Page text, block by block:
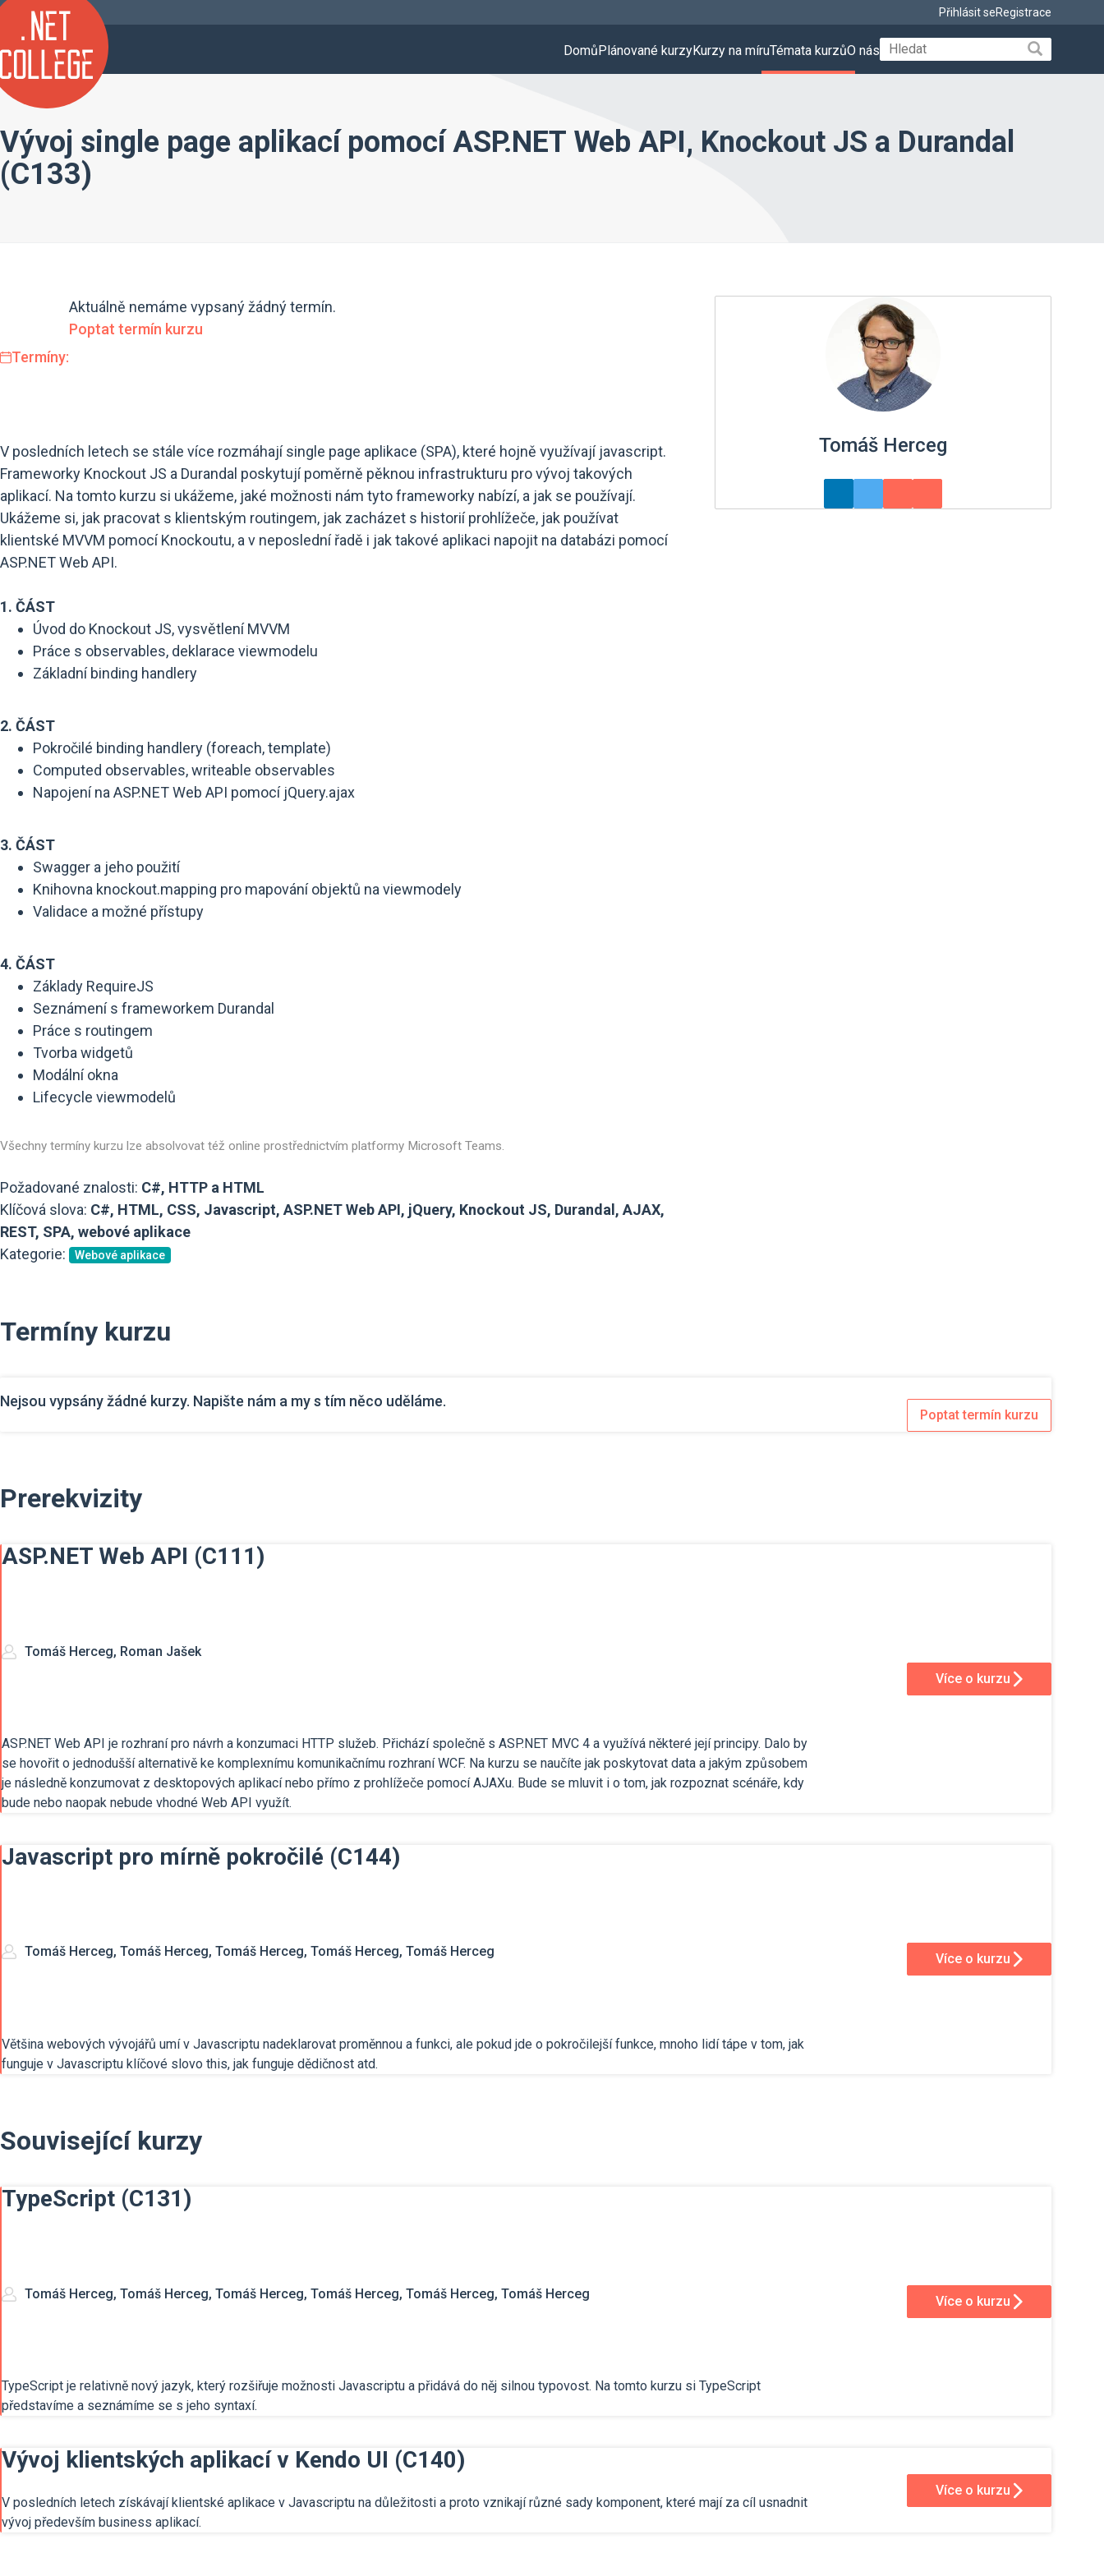
Přihlásit seRegistrace
DomůPlánované kurzyKurzy na míruTémata kurzůO nás
Vývoj single page aplikací pomocí ASP.NET Web API, Knockout JS a Durandal
(C133)
Termíny:
Aktuálně nemáme vypsaný žádný termín.
Poptat termín kurzu
V posledních letech se stále více rozmáhají single page aplikace (SPA), které hojně využívají javascript.
Frameworky Knockout JS a Durandal poskytují poměrně pěknou infrastrukturu pro vývoj takových
aplikací. Na tomto kurzu si ukážeme, jaké možnosti nám tyto frameworky nabízí, a jak se používají.
Ukážeme si, jak pracovat s klientským routingem, jak zacházet s historií prohlížeče, jak používat
klientské MVVM pomocí Knockoutu, a v neposlední řadě i jak takové aplikaci napojit na databázi pomocí
ASP.NET Web API.
1. ČÁST
Úvod do Knockout JS, vysvětlení MVVM
Práce s observables, deklarace viewmodelu
Základní binding handlery
2. ČÁST
Pokročilé binding handlery (foreach, template)
Computed observables, writeable observables
Napojení na ASP.NET Web API pomocí jQuery.ajax
3. ČÁST
Swagger a jeho použití
Knihovna knockout.mapping pro mapování objektů na viewmodely
Validace a možné přístupy
4. ČÁST
Základy RequireJS
Seznámení s frameworkem Durandal
Práce s routingem
Tvorba widgetů
Modální okna
Lifecycle viewmodelů
Všechny termíny kurzu lze absolvovat též online prostřednictvím platformy Microsoft Teams.
Požadované znalosti: C#, HTTP a HTML
Klíčová slova: C#, HTML, CSS, Javascript, ASP.NET Web API, jQuery, Knockout JS, Durandal, AJAX,
REST, SPA, webové aplikace
Kategorie:
Webové aplikace
Tomáš Herceg
Termíny kurzu
Nejsou vypsány žádné kurzy. Napište nám a my s tím něco uděláme.
Poptat termín kurzu
Prerekvizity
ASP.NET Web API (C111)
Tomáš Herceg, Roman Jašek
ASP.NET Web API je rozhraní pro návrh a konzumaci HTTP služeb. Přichází společně s ASP.NET MVC 4 a využívá některé její principy. Dalo by
se hovořit o jednodušší alternativě ke komplexnímu komunikačnímu rozhraní WCF. Na kurzu se naučíte jak poskytovat data a jakým způsobem
je následně konzumovat z desktopových aplikací nebo přímo z prohlížeče pomocí AJAXu. Bude se mluvit i o tom, jak rozpoznat scénáře, kdy
bude nebo naopak nebude vhodné Web API využít.
Více o kurzu
Javascript pro mírně pokročilé (C144)
Tomáš Herceg, Tomáš Herceg, Tomáš Herceg, Tomáš Herceg, Tomáš Herceg
Většina webových vývojářů umí v Javascriptu nadeklarovat proměnnou a funkci, ale pokud jde o pokročilejší funkce, mnoho lidí tápe v tom, jak
funguje v Javascriptu klíčové slovo this, jak funguje dědičnost atd.
Více o kurzu
Související kurzy
TypeScript (C131)
Tomáš Herceg, Tomáš Herceg, Tomáš Herceg, Tomáš Herceg, Tomáš Herceg, Tomáš Herceg
TypeScript je relativně nový jazyk, který rozšiřuje možnosti Javascriptu a přidává do něj silnou typovost. Na tomto kurzu si TypeScript
představíme a seznámíme se s jeho syntaxí.
Více o kurzu
Vývoj klientských aplikací v Kendo UI (C140)
V posledních letech získávají klientské aplikace v Javascriptu na důležitosti a proto vznikají různé sady komponent, které mají za cíl usnadnit
vývoj především business aplikací.
Více o kurzu